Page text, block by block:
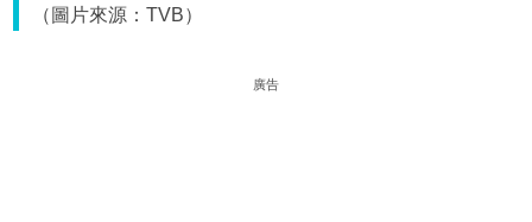
（圖片來源：TVB）
廣告